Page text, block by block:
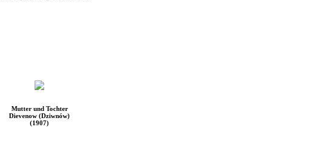
Mutter und Tochter
Dievenow (Dziwnów)
(1907)